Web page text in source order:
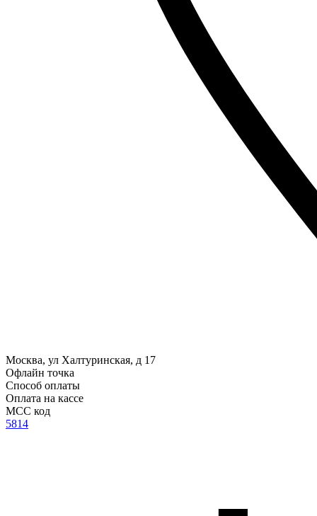
Москва, ул Халтуринская, д 17
Офлайн точка
Способ оплаты
Оплата на кассе
MCC код
5814